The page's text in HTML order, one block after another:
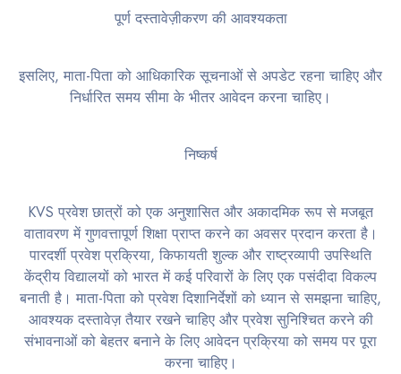
पूर्ण दस्तावेज़ीकरण की आवश्यकता
इसलिए, माता-पिता को आधिकारिक सूचनाओं से अपडेट रहना चाहिए और
निर्धारित समय सीमा के भीतर आवेदन करना चाहिए।
निष्कर्ष
KVS प्रवेश छात्रों को एक अनुशासित और अकादमिक रूप से मजबूत
वातावरण में गुणवत्तापूर्ण शिक्षा प्राप्त करने का अवसर प्रदान करता है।
पारदर्शी प्रवेश प्रक्रिया, किफायती शुल्क और राष्ट्रव्यापी उपस्थिति
केंद्रीय विद्यालयों को भारत में कई परिवारों के लिए एक पसंदीदा विकल्प
बनाती है। माता-पिता को प्रवेश दिशानिर्देशों को ध्यान से समझना चाहिए,
आवश्यक दस्तावेज़ तैयार रखने चाहिए और प्रवेश सुनिश्चित करने की
संभावनाओं को बेहतर बनाने के लिए आवेदन प्रक्रिया को समय पर पूरा
करना चाहिए।